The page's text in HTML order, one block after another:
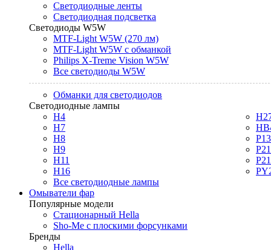
Светодиодные ленты
Светодиодная подсветка
Светодиоды W5W
MTF-Light W5W (270 лм)
MTF-Light W5W с обманкой
Philips X-Treme Vision W5W
Все светодиоды W5W
Обманки для светодиодов
Светодиодные лампы
H4
H7
H8
H9
H11
H16
Все светодиодные лампы
Омыватели фар
Популярные модели
Стационарный Hella
Sho-Me с плоскими форсунками
Бренды
Hella